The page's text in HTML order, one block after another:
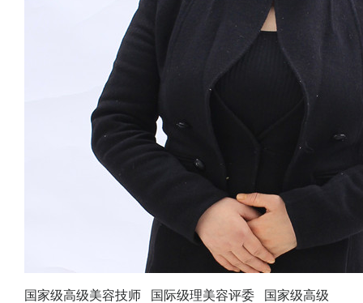
国家级高级美容技师 国际级理美容评委 国家级高级